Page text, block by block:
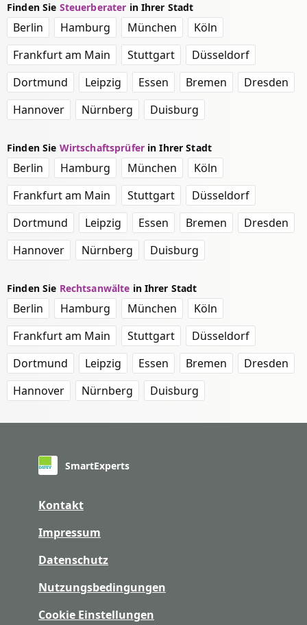
Finden Sie Steuerberater in Ihrer Stadt
Berlin Hamburg München
Köln
Frankfurt am Main
Stuttgart
Düsseldorf
Dortmund
Leipzig Essen Bremen
Dresden
Hannover
Nürnberg Duisburg
Finden Sie Wirtschaftsprüferin Ihrer Stadt
Berlin Hamburg München
Köln
Frankfurt am Main
Stuttgart
Düsseldorf
Dortmund
Leipzig Essen Bremen
Dresden
Hannover
Nürnberg Duisburg
Finden Sie Rechtsanwälte in Ihrer Stadt
Berlin Hamburg München
Köln
Frankfurt am Main
Stuttgart
Düsseldorf
Dortmund
Leipzig Essen Bremen
Dresden
Hannover
Nürnberg Duisburg
SmartExperts
Kontakt
Impressum
Datenschutz
Nutzungsbedingungen
Cookie Einstellungen